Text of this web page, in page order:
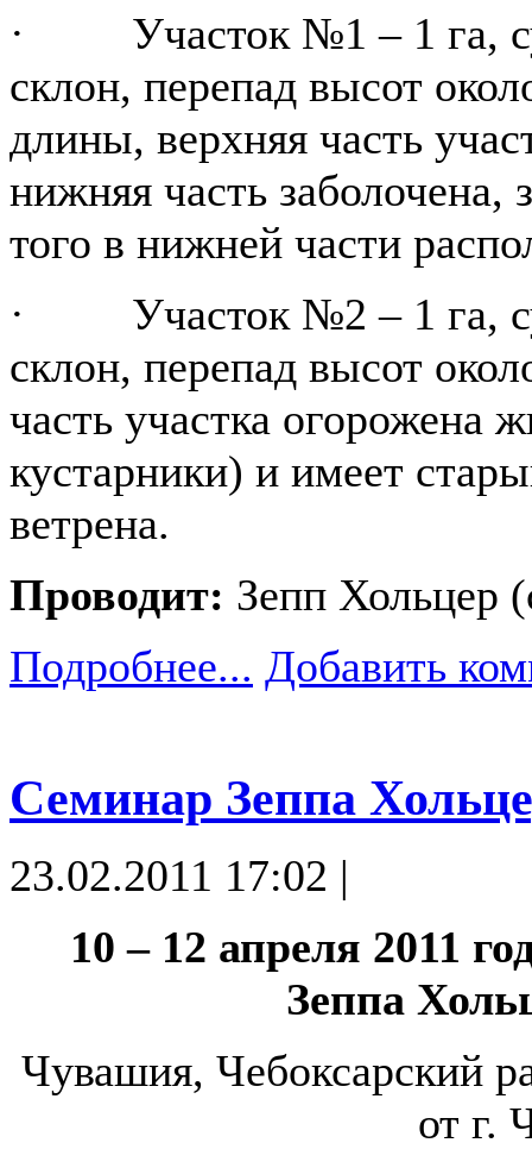
· Участок №1 – 1 га,
склон, перепад высот
длины, верхняя часть
нижняя часть
того в нижней части
· Участок №2 – 1 га,
склон, перепад высот
часть участка огорожена
кустарники) и имеет
ветрена.
Проводит: Зепп Хольцер
Подробнее... Добавить
Семинар Зеппа
23.02.2011 17:02 |
10 – 12 апреля 2011
Зеппа
Чувашия, Чебоксарский
от г.